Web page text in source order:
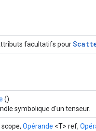
facultatifs pour
()
symbolique d'un tenseur.
scope, Opérande <T> ref,